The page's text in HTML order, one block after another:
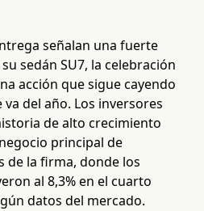
señalan una fuerte
sedán SU7, la celebración
acción que sigue cayendo
va del año. Los inversores
de alto crecimiento
principal de
de la firma, donde los
al 8,3% en el cuarto
datos del mercado.